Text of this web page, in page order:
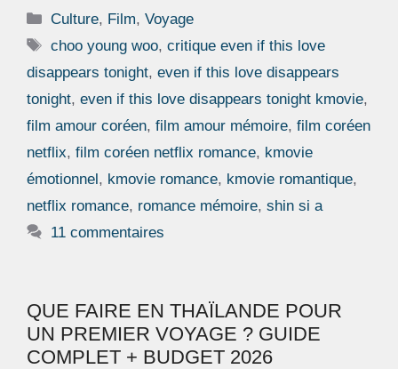
Catégories
Culture, Film,Voyage
Étiquettes
choo young woo,critique even if this love
disappears tonight, even if this love disappears
tonight, even if this love disappears tonight kmovie,
film amour coréen, film amour mémoire, film coréen
netflix, film coréen netflix romance, kmovie
émotionnel, kmovie romance, kmovie romantique,
netflix romance, romance mémoire, shin si a
11 commentaires
QUE FAIRE EN THAÏLANDE POUR
UN PREMIER VOYAGE ? GUIDE
COMPLET + BUDGET 2026